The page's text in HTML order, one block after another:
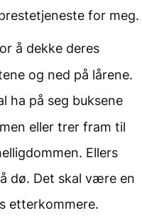
for meg.
å dekke deres
og ned på lårene.
ha på seg buksene
eller trer fram til
Ellers
dø. Det skal være en
etterkommere.